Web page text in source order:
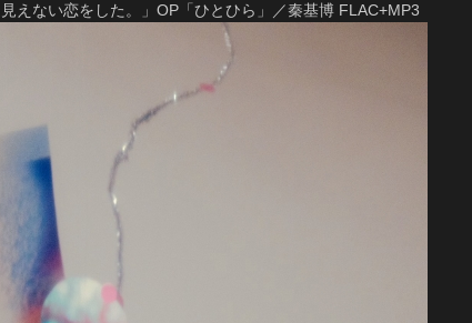
えない恋をした。」OP「ひとひら」／秦基博 FLAC+MP3